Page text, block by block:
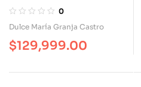
0
Dulce María Granja Castro
$129,999.00